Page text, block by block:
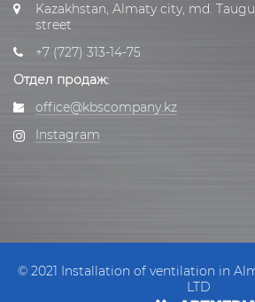
Kazakhstan, Almaty city, md.
street
+7 (727) 313-14-75
Отдел продаж:
office@kbscompany.kz
Instagram
© 2021 Installation of ventilation in
LTD